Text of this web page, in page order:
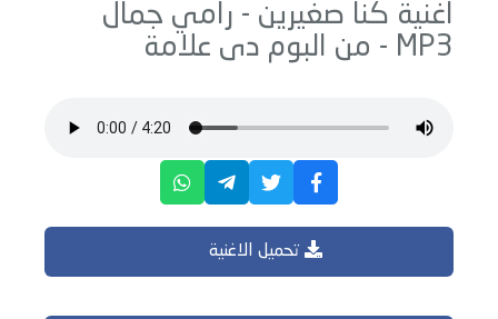
اغنية كنا صغيرين - رامي جمال
MP3 - من البوم
دى علامة
تحميل الاغنية